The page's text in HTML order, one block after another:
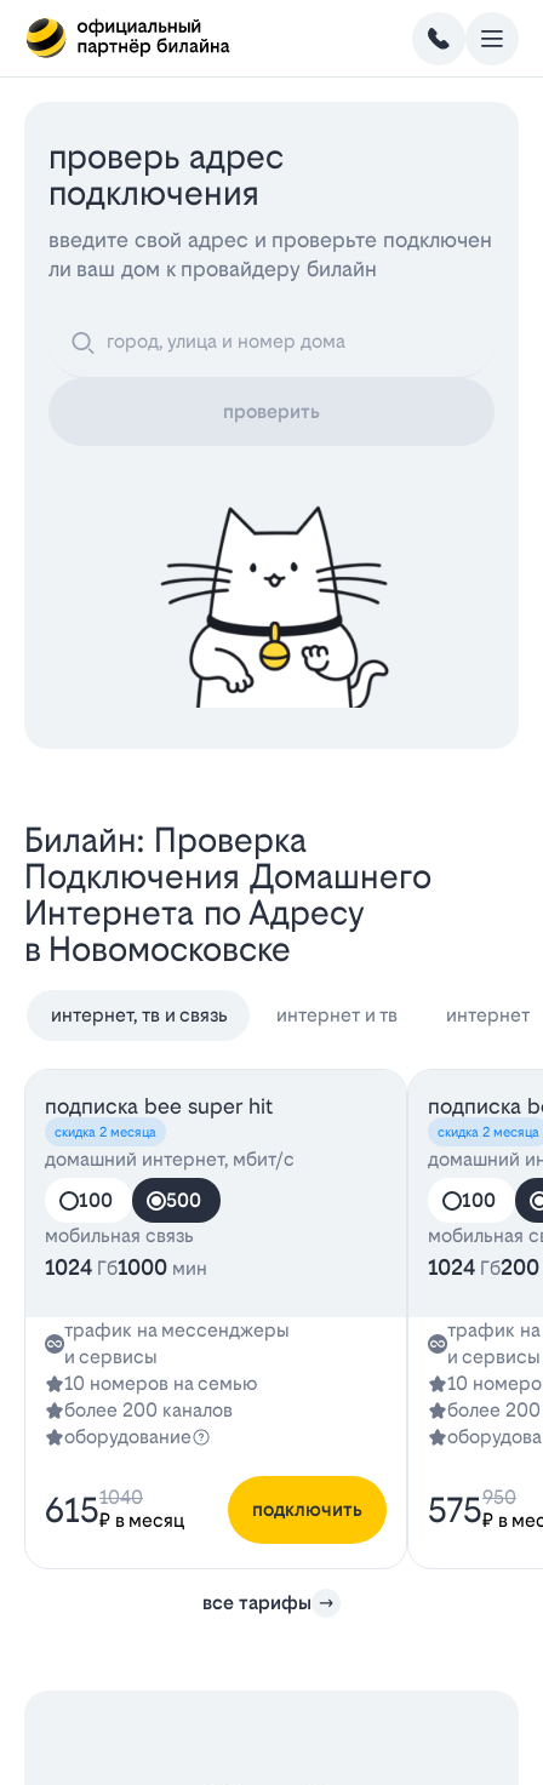
проверь адрес
подключения
введите свой адрес и проверьте подключен
ли ваш дом к провайдеру билайн
проверить
Билайн: Проверка
Подключения Домашнего
Интернета по Адресу
в Новомосковске
интернет, тв и связь интернет и тв интернет
подписка bee super hit
скидка 2 месяца
домашний интернет, мбит/с
100
500
мобильная связь
1024 Гб1000 мин
трафик на мессенджеры
и сервисы
10 номеров на семью
более 200 каналов
оборудование
615₽ в месяц
1040
подключить
подписка
скидка 2 месяца
домашний
100
мобильная
1024 Гб200
трафик
и сервисы
10
более 200
575₽ в
950
все тарифы